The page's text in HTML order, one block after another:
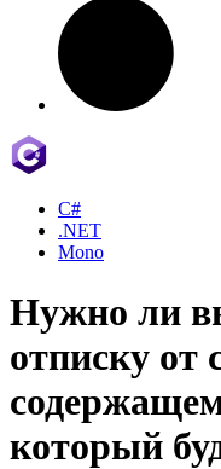
C#
.NET
Mono
Нужно ли
отписку от
который